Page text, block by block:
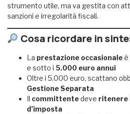
strumento utile, ma va gestita con
sanzioni e irregolarità fiscali.
Cosa ricordare in
La prestazione occasionaleè
e sotto i 5.000 euro annui
Oltre i 5.000 euro, scattano
Gestione Separata
Il committentedeve ritenere
d’imposta